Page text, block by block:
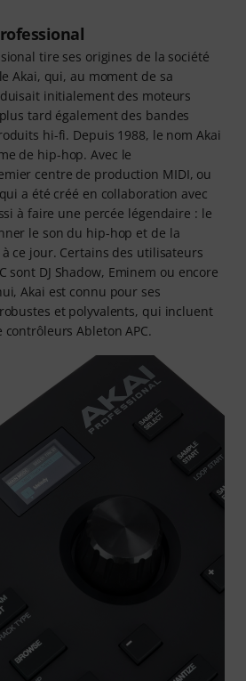
tire ses origines de la société
Akai, qui, au moment de sa
initialement des moteurs
tard également des bandes
hi-fi. Depuis 1988, le nom Akai
de hip-hop. Avec le
centre de production MIDI, ou
a été créé en collaboration avec
à faire une percée légendaire : le
le son du hip-hop et de la
ce jour. Certains des utilisateurs
sont DJ Shadow, Eminem ou encore
Akai est connu pour ses
et polyvalents, qui incluent
Ableton APC.